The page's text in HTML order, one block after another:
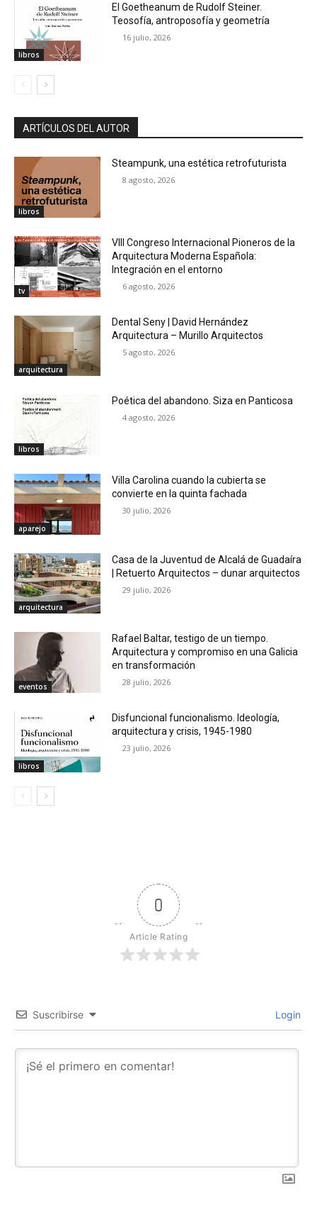
libros
El Goetheanum de Rudolf Steiner.
Teosofía, antroposofía y geometría
16 julio, 2026
ARTÍCULOS DEL AUTOR
libros
Steampunk, una estética retrofuturista
8 agosto, 2026
tv
VIII Congreso Internacional Pioneros de la
Arquitectura Moderna Española:
Integración en el entorno
6 agosto, 2026
arquitectura
Dental Seny | David Hernández
Arquitectura – Murillo Arquitectos
5 agosto, 2026
libros
Poética del abandono. Siza en Panticosa
4 agosto, 2026
aparejo
Villa Carolina cuando la cubierta se
convierte en la quinta fachada
30 julio, 2026
arquitectura
Casa de la Juventud de Alcalá de Guadaíra
| Retuerto Arquitectos – dunar arquitectos
29 julio, 2026
eventos
Rafael Baltar, testigo de un tiempo.
Arquitectura y compromiso en una Galicia
en transformación
28 julio, 2026
libros
Disfuncional funcionalismo. Ideología,
arquitectura y crisis, 1945-1980
23 julio, 2026
0
Article Rating
Suscribirse Login